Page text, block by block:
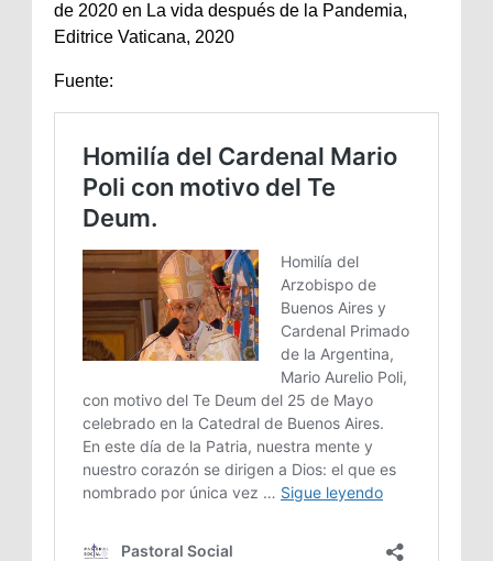
de 2020 en La vida después de la Pandemia,
Editrice Vaticana, 2020
Fuente: